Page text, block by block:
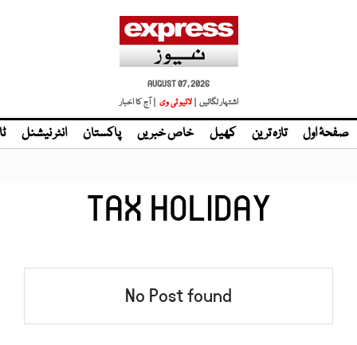
AUGUST 07, 2026
اشتہار لگائیں |
| آج کا اخبار
صفحۂ اول تازہ ترین کھیل خاص خبریں پاکستان انٹر نیشنل
TAX HOLIDAY
No Post found